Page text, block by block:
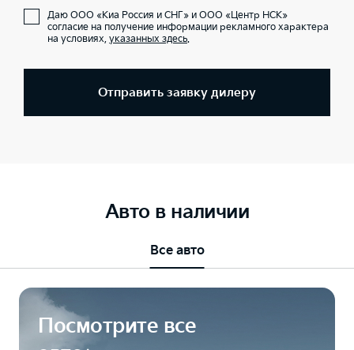
Даю ООО «Киа Россия и СНГ» и ООО «Центр НСК»
согласие на получение информации рекламного характера
на условиях, указанных здесь.
Отправить заявку дилеру
Авто в наличии
Все авто
Посмотрите все